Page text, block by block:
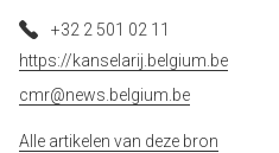
+32 2 501 02 11
https://kanselarij.belgium.be
cmr@news.belgium.be
Alle artikelen van deze bron